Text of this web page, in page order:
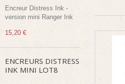
Encreur Distress Ink -
version mini Ranger Ink
15,20 €
ENCREURS DISTRESS
INK MINI LOT8